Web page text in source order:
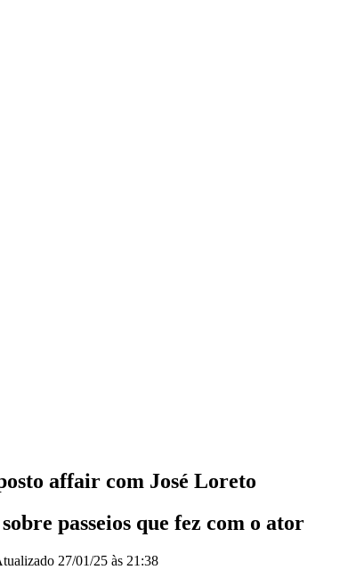
affair com José Loreto
passeios que fez com o ator
27/01/25 às 21:38